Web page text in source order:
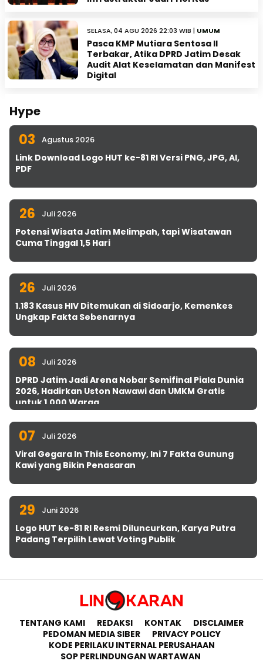
SELASA, 04 AGU 2026 22:03 WIB | UMUM
Pasca KMP Mutiara Sentosa II
Terbakar, Atika DPRD Jatim Desak
Audit Alat Keselamatan dan Manifest
Digital
Hype
03 Agustus 2026
Link Download Logo HUT ke-81 RI Versi PNG, JPG, AI,
PDF
26 Juli 2026
Potensi Wisata Jatim Melimpah, tapi Wisatawan
Cuma Tinggal 1,5 Hari
26 Juli 2026
1.183 Kasus HIV Ditemukan di Sidoarjo, Kemenkes
Ungkap Fakta Sebenarnya
08 Juli 2026
DPRD Jatim Jadi Arena Nobar Semifinal Piala Dunia
2026, Hadirkan Uston Nawawi dan UMKM Gratis
untuk 1.000 Warga
07 Juli 2026
Viral Gegara In This Economy, Ini 7 Fakta Gunung
Kawi yang Bikin Penasaran
29 Juni 2026
Logo HUT ke-81 RI Resmi Diluncurkan, Karya Putra
Padang Terpilih Lewat Voting Publik
TENTANG KAMI REDAKSI KONTAK
DISCLAIMER
PEDOMAN MEDIA SIBER
PRIVACY POLICY
KODE PERILAKU INTERNAL PERUSAHAAN
SOP PERLINDUNGAN WARTAWAN